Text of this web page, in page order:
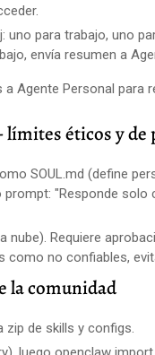
uno para trabajo, uno
envía resumen a
a Agente Personal para
límites éticos y
SOUL.md (define
"Responde
nube). Requiere
como no confiables,
la comunidad
zip de skills y configs.